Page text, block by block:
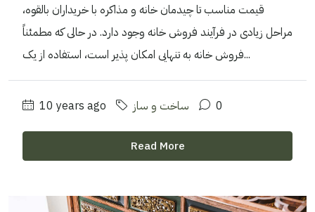
قیمت مناسب تا چیدمان خانه و مذاکره با خریداران بالقوه،
مراحل زیادی در فرآیند فروش خانه وجود دارد. در حالی که مطمئناً
فروش خانه به تنهایی امکان پذیر است، استفاده از یک...
10 years ago ساخت و ساز 0
Read More